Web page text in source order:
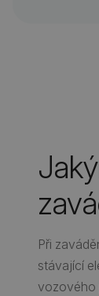
Při
stávající
vozového